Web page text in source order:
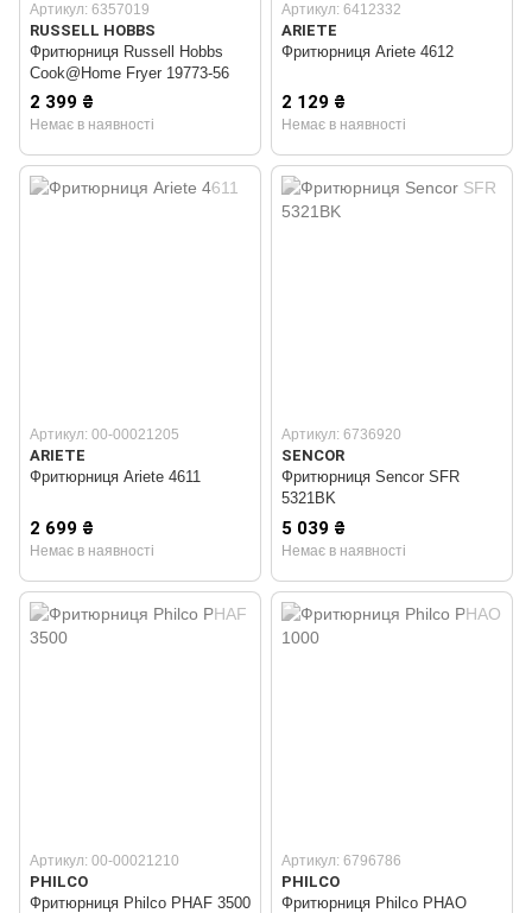
Артикул: 6357019
RUSSELL HOBBS
Фритюрниця Russell Hobbs
Cook@Home Fryer 19773-56
2 399 ₴
Немає в наявності
Артикул: 6412332
ARIETE
Фритюрниця Ariete 4612
2 129 ₴
Немає в наявності
Артикул: 00-00021205
ARIETE
Фритюрниця Ariete 4611
2 699 ₴
Немає в наявності
Артикул: 6736920
SENCOR
Фритюрниця Sencor SFR
5321BK
5 039 ₴
Немає в наявності
Артикул: 00-00021210
PHILCO
Фритюрниця Philco PHAF 3500
Артикул: 6796786
PHILCO
Фритюрниця Philco PHAO